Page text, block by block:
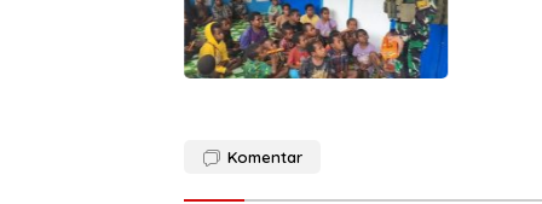
Komentar